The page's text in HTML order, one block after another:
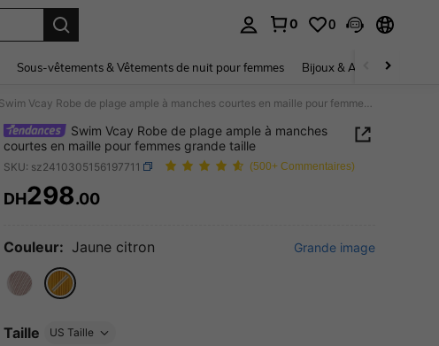
0 0
Sous-vêtements & Vêtements de nuit pour femmes Bijoux & Accessoires pour
Swim Vcay Robe de plage ample à manches courtes en maille pour femmes grande taille
Swim Vcay Robe de plage ample à manches
courtes en maille pour femmes grande taille
SKU: sz2410305156197711 (500+ Commentaires)
PRICE AND AVAILABILITY
DH298.00
Couleur: Jaune citron Grande image
Taille US Taille